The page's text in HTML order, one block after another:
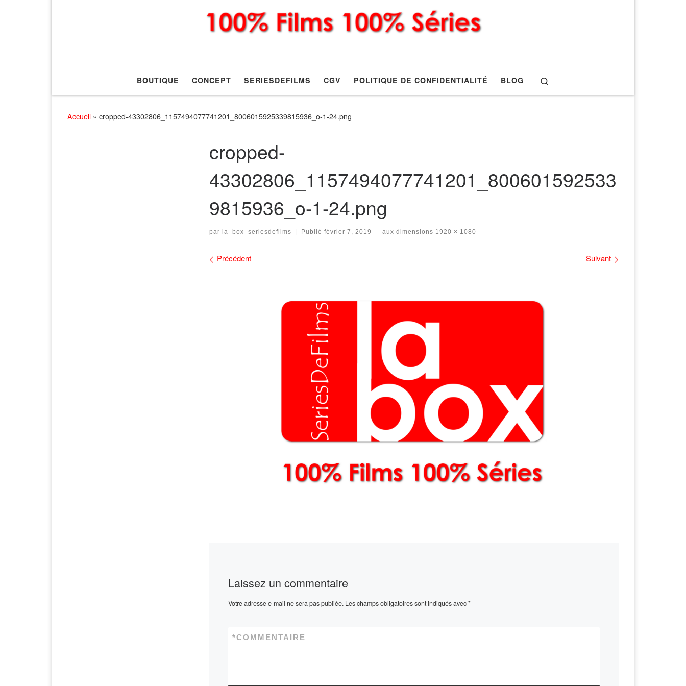
BOUTIQUE CONCEPT SERIESDEFILMS CGV POLITIQUE DE CONFIDENTIALITÉ BLOG
Accueil » cropped-43302806_1157494077741201_8006015925339815936_o-1-24.png
cropped-
43302806_1157494077741201_800601592533
9815936_o-1-24.png
par la_box_seriesdefilms Publiéfévrier 7, 2019 - aux dimensions 1920 × 1080
Navigation des images
Précédent Suivant
Laissez un commentaire
Votre adresse e-mail ne sera pas publiée. Les champs obligatoires sont indiqués avec*
COMMENTAIRE
*